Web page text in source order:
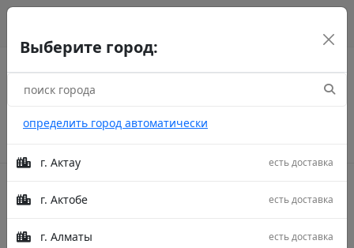
Выберите город:
определить город автоматически
г. Актау есть доставка
г. Актобе есть доставка
г. Алматы есть доставка
Главная Товары
Набор наволочек Uniqcute 220